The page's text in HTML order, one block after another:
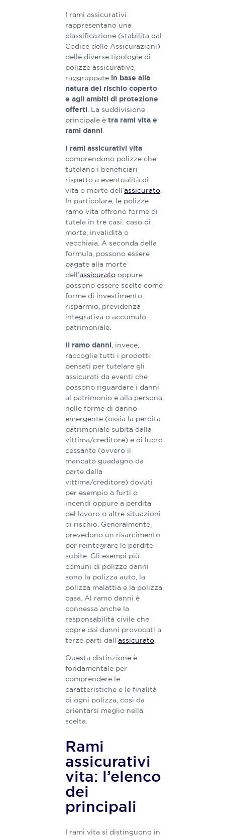
I rami assicurativi
rappresentano una
classificazione (stabilita dal
Codice delle Assicurazioni)
delle diverse tipologie di
polizze assicurative,
raggruppate in base alla
natura del rischio coperto
e agli ambiti di protezione
offerti. La suddivisione
principale ètra rami vita e
rami danni.
I rami assicurativi vita
comprendono polizze che
tutelano i beneficiari
rispetto a eventualità di
vita o morte dell’assicurato.
In particolare, le polizze
ramo vita offrono forme di
tutela in tre casi: caso di
morte, invalidità o
vecchiaia. A seconda della
formula, possono essere
pagate alla morte
dell’assicurato oppure
possono essere scelte come
​forme di investimento,
risparmio, previdenza
integrativa o accumulo
patrimoniale.
Il ramo danni, invece,
raccoglie tutti i prodotti
pensati per tutelare gli
assicurati da eventi che
possono riguardare i danni
al patrimonio e alla persona​
​nelle forme di danno
emergente (ossia la perdita
patrimoniale subita dalla
vittima/creditore) e di lucro
cessante (ovvero il
mancato guadagno da
parte della
vittima/creditore) dovuti
per esempio a furti o
incendi oppure a perdita
del lavoro o altre situazioni
di rischio. Generalmente,
prevedono un risarcimento
per reintegrare le perdite
subite. ​​Gli esempi più
comuni di polizze danni
sono la polizza auto, ​la
polizza malattia e la polizza
casa. Al ramo danni è
connessa anche la
responsabilità civile che
copre dai danni provocati a
terze parti dall’assicurato.
Questa distinzione è
fondamentale per
comprendere le
caratteristiche e le finalità
di ogni polizza, così da
orientarsi meglio nella
scelta.
R​ami
assicurativi
vita​: ​l’elenco
dei
principali​​
I rami vita si distinguono in